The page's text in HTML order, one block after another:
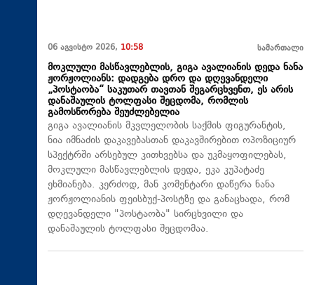
06 აგვისტო 2026, 10:58 სამართალი
მოკლული მასწავლებლის, გიგა ავალიანის დედა ნანა
ჟორჟოლიანს: დადგება დრო და დღევანდელი
„პოსტაობა“ საკუთარ თავთან შეგარცხვენთ, ეს არის
დანაშაულის ტოლფასი შეცდომა, რომლის
გამოსწორება შეუძლებელია
გიგა ავალიანის მკვლელობის საქმის ფიგურანტის,
ნია იმნაძის დაკავებასთან დაკავშირებით ოპოზიციურ
სპექტრში არსებულ კითხვებსა და უკმაყოფილებას,
მოკლული მასწავლებლის დედა, ეკა კუპატაძე
ეხმიანება. კერძოდ, მან კომენტარი დაწერა ნანა
ჟორჟოლიანის ფეისბუქ-პოსტზე და განაცხადა, რომ
დღევანდელი "პოსტაობა" სირცხვილი და
დანაშაულის ტოლფასი შეცდომაა.